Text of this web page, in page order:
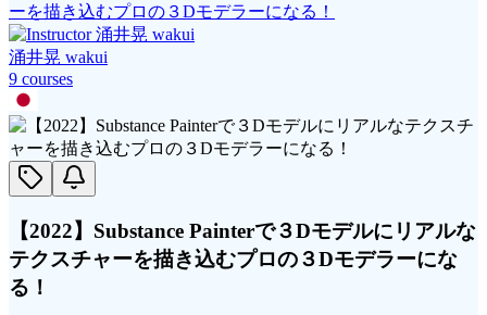
ーを描き込むプロの３Dモデラーになる！
涌井晃 wakui
9 courses
【2022】Substance Painterで３Dモデルにリアルな
テクスチャーを描き込むプロの３Dモデラーにな
る！